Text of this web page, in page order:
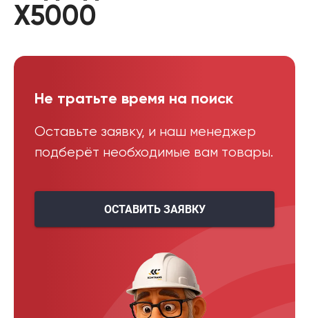
X5000
Не тратьте время на поиск
Оставьте заявку, и наш менеджер
подберёт необходимые вам товары.
ОСТАВИТЬ ЗАЯВКУ